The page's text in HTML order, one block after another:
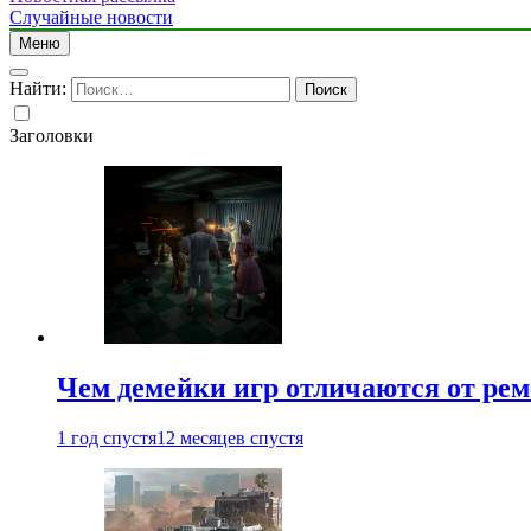
Случайные новости
Меню
Найти:
Заголовки
Чем демейки игр отличаются от
1 год спустя12 месяцев спустя